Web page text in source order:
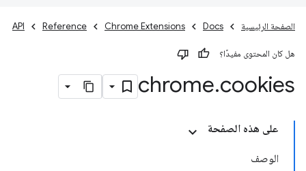
الصفحة الرئيسية Docs
Chrome Extensions
Reference
API
هل كان المحتوى مفيدًا؟
chrome.cookies
على هذه الصفحة
الوصف